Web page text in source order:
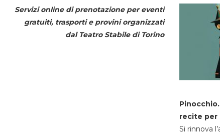
Servizi online di prenotazione per eventi
gratuiti, trasporti e provini organizzati
dal Teatro Stabile di Torino
recite per
Si rinnova